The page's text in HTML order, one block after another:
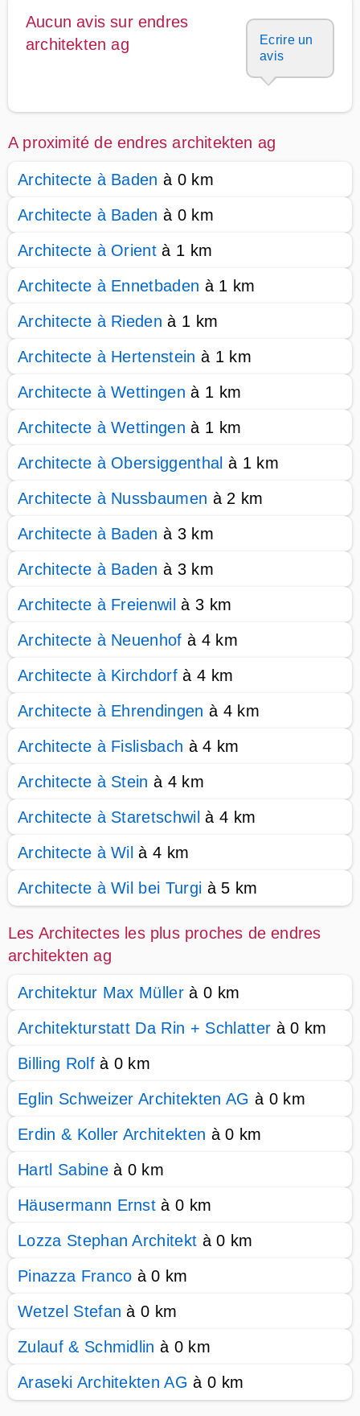
Aucun avis sur endres
architekten ag
Ecrire un
avis
A proximité de endres architekten ag
Architecte à Baden à 0 km
Architecte à Baden à 0 km
Architecte à Orient à 1 km
Architecte à Ennetbaden à 1 km
Architecte à Rieden à 1 km
Architecte à Hertenstein à 1 km
Architecte à Wettingen à 1 km
Architecte à Wettingen à 1 km
Architecte à Obersiggenthal à 1 km
Architecte à Nussbaumen à 2 km
Architecte à Baden à 3 km
Architecte à Baden à 3 km
Architecte à Freienwil à 3 km
Architecte à Neuenhof à 4 km
Architecte à Kirchdorf à 4 km
Architecte à Ehrendingen à 4 km
Architecte à Fislisbach à 4 km
Architecte à Stein à 4 km
Architecte à Staretschwil à 4 km
Architecte à Wil à 4 km
Architecte à Wil bei Turgi à 5 km
Les Architectes les plus proches de endres
architekten ag
Architektur Max Müller à 0 km
Architekturstatt Da Rin + Schlatter à 0 km
Billing Rolfà 0 km
Eglin Schweizer Architekten AG à 0 km
Erdin & Koller Architekten à 0 km
Hartl Sabineà 0 km
Häusermann Ernst à 0 km
Lozza Stephan Architekt à 0 km
Pinazza Franco à 0 km
Wetzel Stefan à 0 km
Zulauf & Schmidlin à 0 km
Araseki Architekten AG à 0 km